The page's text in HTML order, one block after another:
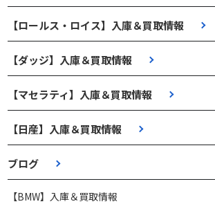
【ロールス・ロイス】入庫＆買取情報
【ダッジ】入庫＆買取情報
【マセラティ】入庫＆買取情報
【日産】入庫＆買取情報
ブログ
【BMW】入庫＆買取情報